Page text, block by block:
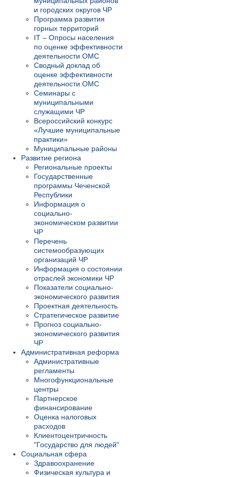
и городских округов ЧР
Программа развития
горных территорий
IT – Опросы населения
по оценке эффективности
деятельности ОМС
Сводный доклад об
оценке эффективности
деятельности ОМС
Семинары с
муниципальными
служащими ЧР
Всероссийский конкурс
«Лучшие муниципальные
практики»
Муниципальные районы
Развитие региона
Региональные проекты
Государственные
программы Чеченской
Республики
Информация о
социально-
экономическом развитии
ЧР
Перечень
системообразующих
организаций ЧР
Информация о состоянии
отраслей экономики ЧР
Показатели социально-
экономического развития
Проектная деятельность
Стратегическое развитие
Прогноз социально-
экономического развития
ЧР
Административная реформа
Административные
регламенты
Многофункциональные
центры
Партнерское
финансирование
Оценка налоговых
расходов
Клиентоцентричность
"Государство для людей"
Социальная сфера
Здравоохранение
Физическая культура и